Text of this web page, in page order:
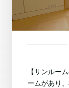
【サンルー
ームがあり